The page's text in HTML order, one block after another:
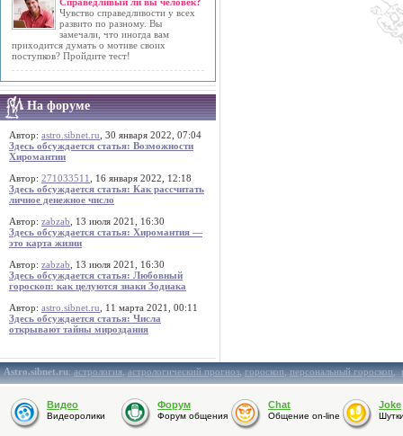
Чувство справедливости у всех
развито по разному. Вы
замечали, что иногда вам
приходится думать о мотиве своих
поступков? Пройдите тест!
На форуме
Автор: astro.sibnet.ru , 30 января 2022, 07:04
Здесь обсуждается статья: Возможности
Хиромантии
Автор: 271033511
, 16 января 2022, 12:18
Здесь обсуждается статья: Как рассчитать
личное денежное число
Автор: zabzab , 13 июля 2021, 16:30
Здесь обсуждается статья: Хиромантия —
это карта жизни
Автор: zabzab , 13 июля 2021, 16:30
Здесь обсуждается статья: Любовный
гороскоп: как целуются знаки Зодиака
Автор: astro.sibnet.ru , 11 марта 2021, 00:11
Здесь обсуждается статья: Числа
открывают тайны мироздания
Astro.sibnet.ru:астрология,астрологический прогноз,гороскоп,персональный гороскоп,
Видео
Видеоролики
Форум
Форум общения
Chat
Общение on-line
Joke